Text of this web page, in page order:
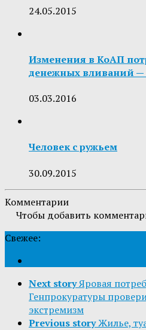
24.05.2015
Изменения в КоАП
денежных вливаний
03.03.2016
Человек с ружьем
30.09.2015
Комментарии
Чтобы добавить
Свежее:
Next storyЯровая
Генпрокуратуры
экстремизм
Previous storyЖилье,